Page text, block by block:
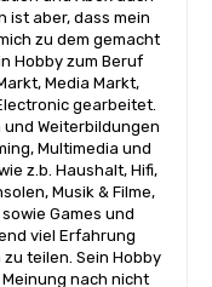
ist aber, dass mein
zu dem gemacht
Hobby zum Beruf
Media Markt,
gearbeitet.
und Weiterbildungen
Multimedia und
z.b. Haushalt, Hifi,
Musik & Filme,
Games und
viel Erfahrung
teilen. Sein Hobby
nach nicht